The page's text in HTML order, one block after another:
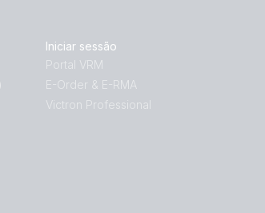
Iniciar sessão
Portal VRM
E-Order & E-RMA
Victron Professional